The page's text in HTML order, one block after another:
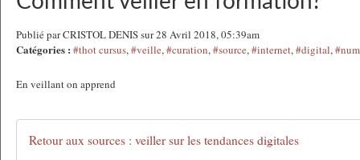
Publié par CRISTOL DENIS sur 28 Avril 2018, 05:39am
Catégories : #thot cursus,#veille,#curation,#source,#internet,#digital,
En veillant on apprend
Retour aux sources : veiller sur les tendances digitales